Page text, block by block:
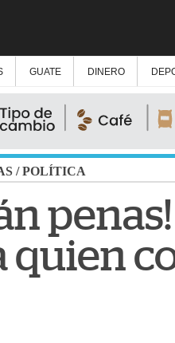
GUATE DINERO
/POLÍTICA
quien